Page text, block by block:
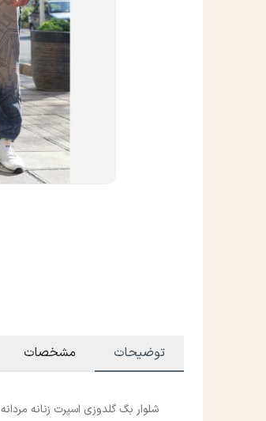
توضیحات مشخصات
شلوار بگ گلدوزی اسپرت زنانه مردانه